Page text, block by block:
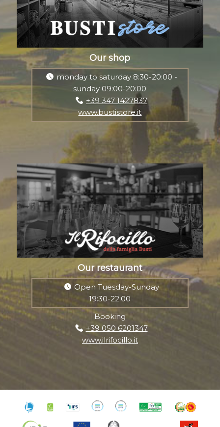
Our shop
monday to saturday 8:30-20:00 -
sunday 09:00-20:00
+39 347 1427837
www.bustistore.it
Our restaurant
Open Tuesday-Sunday
19:30-22:00
Booking
+39 050 6201347
www.ilrifocillo.it